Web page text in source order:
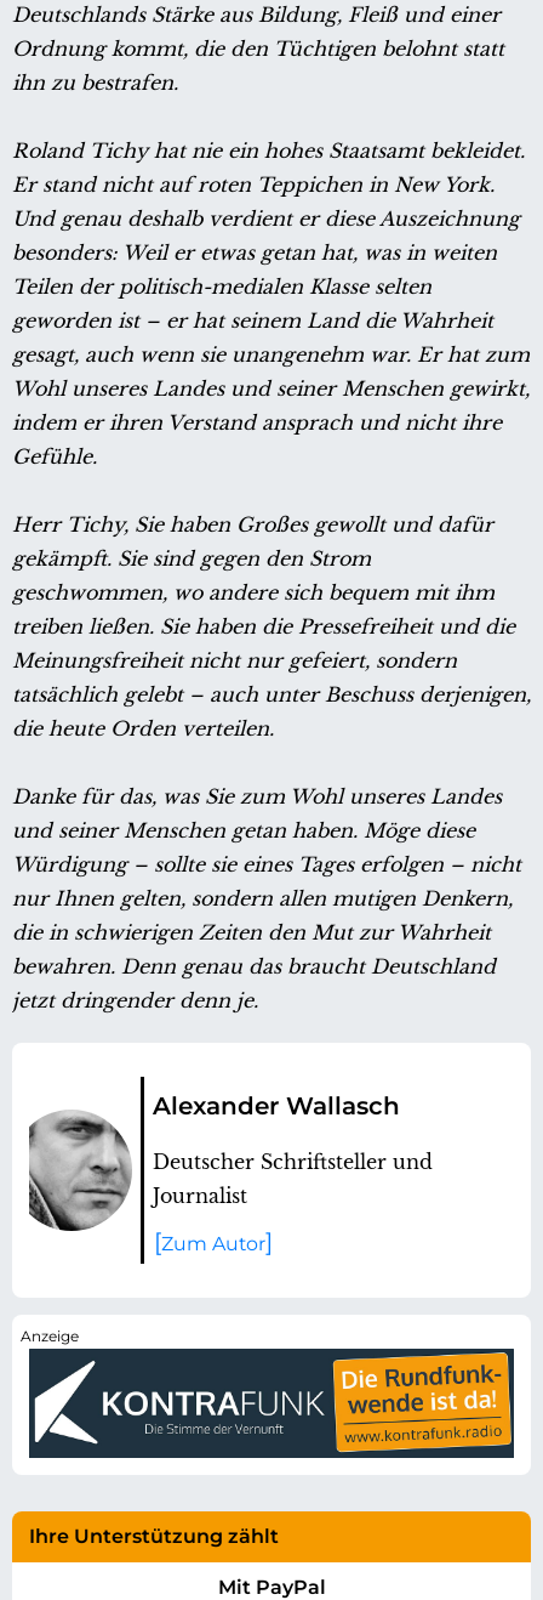
Deutschlands Stärke aus Bildung, Fleiß und einer
Ordnung kommt, die den Tüchtigen belohnt statt
ihn zu bestrafen.
Roland Tichy hat nie ein hohes Staatsamt bekleidet.
Er stand nicht auf roten Teppichen in New York.
Und genau deshalb verdient er diese Auszeichnung
besonders: Weil er etwas getan hat, was in weiten
Teilen der politisch-medialen Klasse selten
geworden ist – er hat seinem Land die Wahrheit
gesagt, auch wenn sie unangenehm war. Er hat zum
Wohl unseres Landes und seiner Menschen gewirkt,
indem er ihren Verstand ansprach und nicht ihre
Gefühle.
Herr Tichy, Sie haben Großes gewollt und dafür
gekämpft. Sie sind gegen den Strom
geschwommen, wo andere sich bequem mit ihm
treiben ließen. Sie haben die Pressefreiheit und die
Meinungsfreiheit nicht nur gefeiert, sondern
tatsächlich gelebt – auch unter Beschuss derjenigen,
die heute Orden verteilen.
Danke für das, was Sie zum Wohl unseres Landes
und seiner Menschen getan haben. Möge diese
Würdigung – sollte sie eines Tages erfolgen – nicht
nur Ihnen gelten, sondern allen mutigen Denkern,
die in schwierigen Zeiten den Mut zur Wahrheit
bewahren. Denn genau das braucht Deutschland
jetzt dringender denn je.
Alexander Wallasch
Deutscher Schriftsteller und
Journalist
Zum Autor
Ihre Unterstützung zählt
Mit PayPal